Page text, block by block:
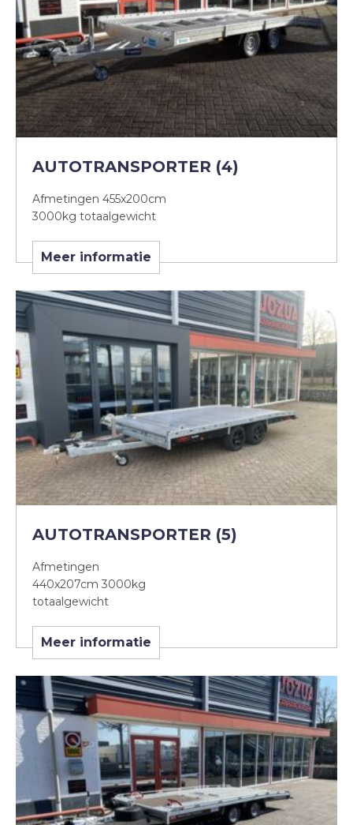
AUTOTRANSPORTER (4)
Afmetingen 455x200cm
3000kg totaalgewicht
Meer informatie
AUTOTRANSPORTER (5)
Afmetingen
440x207cm 3000kg
totaalgewicht
Meer informatie